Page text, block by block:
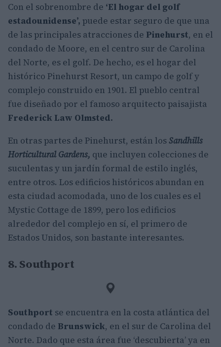
Con el sobrenombre de ‘El hogar del golf
estadounidense’, puede estar seguro de que una
de las principales atracciones de Pinehurst, en el
condado de Moore, en el centro sur de Carolina
del Norte, es el golf. De hecho, es el hogar del
histórico Pinehurst Resort, un campo de golf y
complejo construido en 1901. El pueblo central
fue diseñado por el famoso arquitecto paisajista
Frederick Law Olmsted.
En otras partes de Pinehurst, están losSandhills
Horticultural Gardens, que incluyen colecciones de
suculentas y un jardín formal de estilo inglés,
entre otros. Los edificios históricos abundan en
esta ciudad acomodada, uno de los cuales es el
Mystic Cottage de 1899, pero los edificios
alrededor del complejo en sí, el primero de
Estados Unidos, son bastante interesantes.
8. Southport
Southport se encuentra en la costa atlántica del
condado de Brunswick, en el sur de Carolina del
Norte. Dado que esta área fue ‘descubierta’ ya en